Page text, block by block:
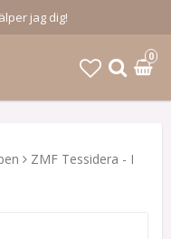
jag dig!
0
ZMF Tessidera - I